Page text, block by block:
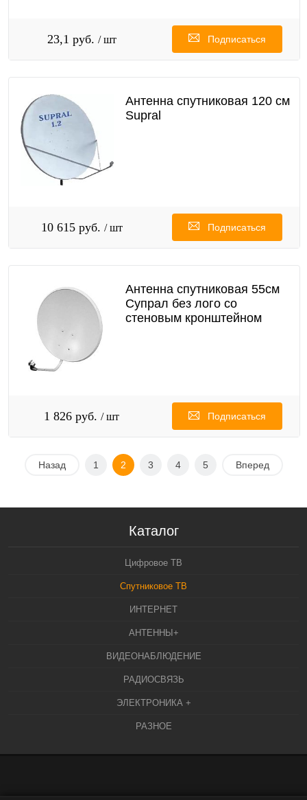
23,1 руб. / шт Подписаться
Антенна спутниковая 120 см
Supral
10 615 руб. / шт Подписаться
Антенна спутниковая 55см
Супрал без лого со
стеновым кронштейном
1 826 руб. / шт Подписаться
Назад 1 2 3 4 5 Вперед
Каталог
Цифровое ТВ
Спутниковое ТВ
ИНТЕРНЕТ
АНТЕННЫ+
ВИДЕОНАБЛЮДЕНИЕ
РАДИОСВЯЗЬ
ЭЛЕКТРОНИКА +
РАЗНОЕ